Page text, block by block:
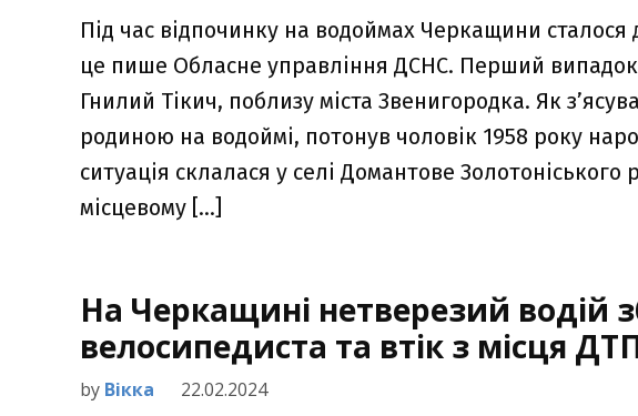
Під час відпочинку на водоймах Черкащини
це пише Обласне управління ДСНС. Перший випадок
Гнилий Тікич, поблизу міста Звенигородка. Як
родиною на водоймі, потонув чоловік 1958 року
ситуація склалася у селі Домантове Золотоніського
місцевому […]
На Черкащині нетверезий водій
велосипедиста та втік з місця
by Вікка 22.02.2024